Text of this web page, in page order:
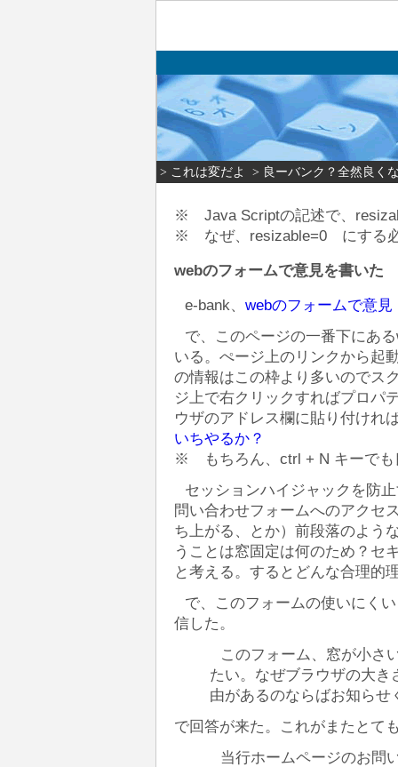
> これは変だよ > 良ーバンク？全然良く
※ Java Scriptの記述で、
※ なぜ、resizable=0 にする必
webのフォームで意見を書いた
e-bank、 webのフォームで意
で、このページの一番下にあ
いる。ぺージ上のリンクから起
の情報はこの枠より多いのでス
ジ上で右クリックすればプロパ
ウザのアドレス欄に貼り付けれ
いちやるか？
※ もちろん、ctrl + N キーでも
セッションハイジャックを防
問い合わせフォームへのアクセ
ち上がる、とか）前段落のよう
うことは窓固定は何のため？セ
と考える。するとどんな合理的
で、このフォームの使いにく
信した。
このフォーム、窓が小さ
たい。なぜブラウザの大
由があるのならばお知らせ
で回答が来た。これがまたとて
当行ホームページのお問